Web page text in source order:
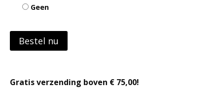
Geen
Bestel nu
Gratis verzending boven € 75,00!